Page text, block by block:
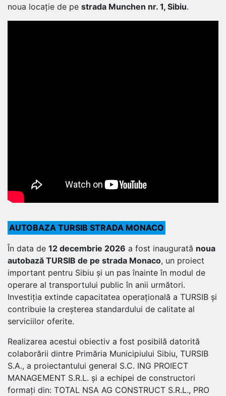
noua locație de pe strada Munchen nr. 1, Sibiu.
AUTOBAZA TURSIB STRADA MONACO
În data de 12 decembrie 2026 a fost inaugurată noua
autobază TURSIB de pe strada Monaco, un proiect
important pentru Sibiu și un pas înainte în modul de
operare al transportului public în anii următori.
Investiția extinde capacitatea operațională a TURSIB și
contribuie la creșterea standardului de calitate al
serviciilor oferite.
Realizarea acestui obiectiv a fost posibilă datorită
colaborării dintre Primăria Municipiului Sibiu, TURSIB
S.A., a proiectantului general S.C. ING PROIECT
MANAGEMENT S.R.L. și a echipei de constructori
formați din: TOTAL NSA AG CONSTRUCT S.R.L., PRO